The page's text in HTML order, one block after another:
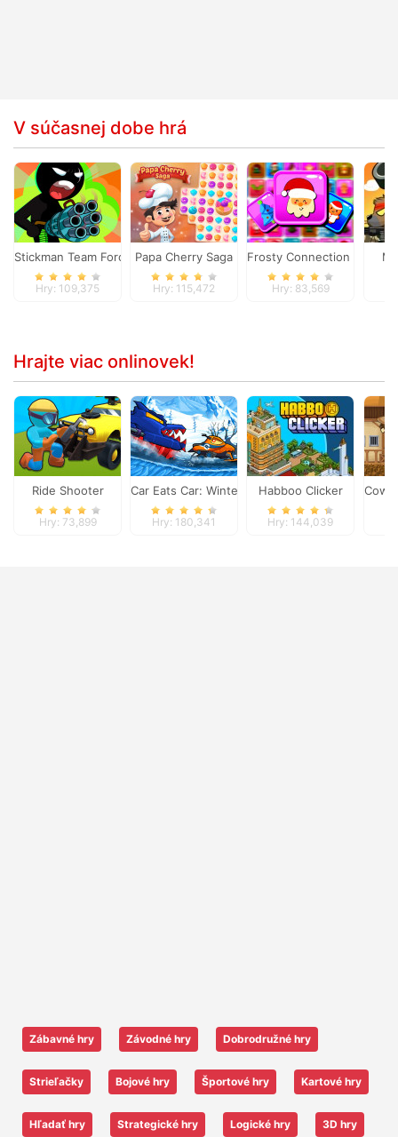
V súčasnej dobe hrá
Stickman Team Force 2
Hry: 109,375
Papa Cherry Saga
Hry: 115,472
Frosty Connection Quest
Hry: 83,569
Hrajte viac onlinovek!
Ride Shooter
Hry: 73,899
Car Eats Car: Winter Adventure
Hry: 180,341
Habboo Clicker
Hry: 144,039
Zábavné hry Závodné hry Dobrodružné hry
Strieľačky Bojové hry Športové hry Kartové hry
Hľadať hry Strategické hry Logické hry 3D hry